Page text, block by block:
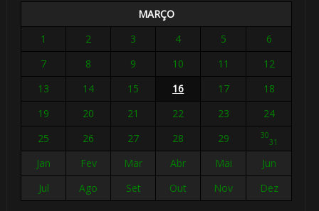
MARÇO
1
2 3 4 5
6
7
8 9 10 11
12
13
14 15 16 17
18
19
20 21 22 23
24
25
26 27 28 29 30
31
Jan Fev Mar Abr Mai
Jun
Jul
Ago Set Out Nov Dez